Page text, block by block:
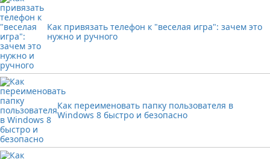
Как привязать телефон к "веселая игра": зачем это
нужно и ручного
Как переименовать папку пользователя в
Windows 8 быстро и безопасно